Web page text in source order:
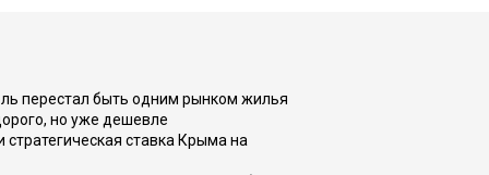
перестал быть одним рынком жилья
но уже дешевле
ставка Крыма на